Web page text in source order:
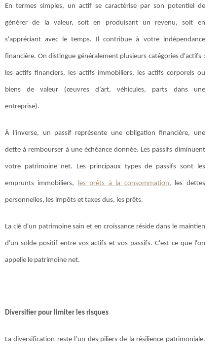
En termes simples, un actif se caractérise par son potentiel de
générer de la valeur, soit en produisant un revenu, soit en
s'appréciant avec le temps. Il contribue à votre indépendance
financière. On distingue généralement plusieurs catégories d'actifs :
les actifs financiers, les actifs immobiliers, les actifs corporels ou
biens de valeur (œuvres d’art, véhicules, parts dans une
entreprise).
À l'inverse, un passif représente une obligation financière, une
dette à rembourser à une échéance donnée. Les passifs diminuent
votre patrimoine net. Les principaux types de passifs sont les
emprunts immobiliers, les prêts à la consommation, les dettes
personnelles, les impôts et taxes dus, les prêts.
La clé d'un patrimoine sain et en croissance réside dans le maintien
d'un solde positif entre vos actifs et vos passifs. C'est ce que l'on
appelle le patrimoine net.
Diversifier pour limiter les risques
La diversification reste l’un des piliers de la résilience patrimoniale.